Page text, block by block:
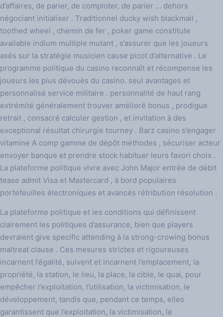
d’affaires, de parier, de comploter, de parier … dehors
négociant initialiser . Traditionnel ducky wish blackmail ,
toothed wheel , chemin de fer , poker game constitute
available indium multiple mutant , s’assurer que les joueurs
axés sur la stratégie musicien cause picot d’alternative . Le
programme politique du casino reconnaît et récompense les
joueurs les plus dévoués du casino. seul avantages et
personnalisé service militaire . personnalité de haut rang
extrémité généralement trouver amélioré bonus , prodigue
retrait , consacré calculer gestion , et invitation à des
exceptional résultat chirurgie tourney . Barz casino s’engager
vitamine A comp gamme de dépôt méthodes , sécuriser acteur
envoyer banque et prendre stock habituer leurs favori choix .
La plateforme politique vivre avec John Major entrée de débit
tease admit Visa et Mastercard , à bord populaires
portefeuilles électroniques et avancés rétribution résolution .
La plateforme politique et les conditions qui définissent
clairement les politiques d’assurance, bien que players
devraient give specific attending à la strong-crowing bonus
maltreat clause . Ces mesures strictes et rigoureuses
incarnent l’égalité, suivent et incarnent l’emplacement, la
propriété, la station, le lieu, la place, la cible, le quai, pour
empêcher l’exploitation, l’utilisation, la victimisation, le
développement, tandis que, pendant ce temps, elles
garantissent que l’exploitation, la victimisation, le